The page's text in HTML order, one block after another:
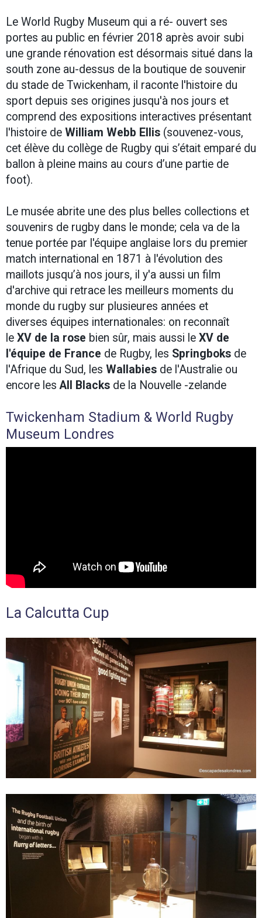
Le World Rugby Museum qui a ré- ouvert ses
portes au public en février 2018 après avoir subi
une grande rénovation est désormais situé dans la
south zone au-dessus de la boutique de souvenir
du stade de Twickenham, il raconte l'histoire du
sport depuis ses origines jusqu'à nos jours et
comprend des expositions interactives présentant
l'histoire de William Webb Ellis (souvenez-vous,
cet élève du collège de Rugby qui s’était emparé du
ballon à pleine mains au cours d’une partie de
foot).
Le musée abrite une des plus belles collections et
souvenirs de rugby dans le monde; cela va de la
tenue portée par l'équipe anglaise lors du premier
match international en 1871 à l'évolution des
maillots jusqu’à nos jours, il y'a aussi un film
d'archive qui retrace les meilleurs moments du
monde du rugby sur plusieures années et
diverses équipes internationales: on reconnaît
le XV de la rose bien sûr, mais aussi le XV de
l'équipe de France de Rugby, les Springboks de
l'Afrique du Sud, les Wallabies de l'Australie ou
encore lesAll Blacks de la Nouvelle -zelande
Twickenham Stadium & World Rugby
Museum Londres
La Calcutta Cup